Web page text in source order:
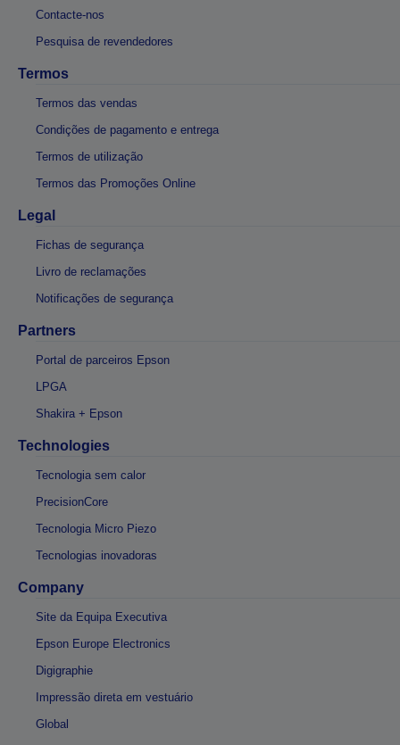
Contacte-nos
Pesquisa de revendedores
Termos
Termos das vendas
Condições de pagamento e entrega
Termos de utilização
Termos das Promoções Online
Legal
Fichas de segurança
Livro de reclamações
Notificações de segurança
Partners
Portal de parceiros Epson
LPGA
Shakira + Epson
Technologies
Tecnologia sem calor
PrecisionCore
Tecnologia Micro Piezo
Tecnologias inovadoras
Company
Site da Equipa Executiva
Epson Europe Electronics
Digigraphie
Impressão direta em vestuário
Global